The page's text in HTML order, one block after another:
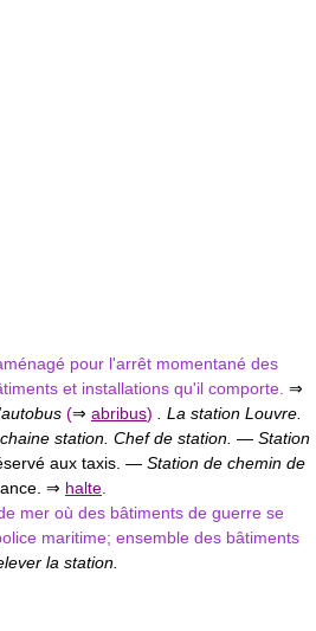
pour l'arrêt momentané des
et installations qu'il comporte. ⇒
(⇒ abribus) . La station Louvre.
station. Chef de station. — Station
aux taxis. — Station de chemin de
⇒ halte
mer où des bâtiments de guerre se
maritime; ensemble des bâtiments
la station.